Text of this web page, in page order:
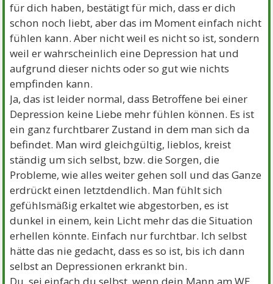
für dich haben, bestätigt für mich, dass er dich
schon noch liebt, aber das im Moment einfach nicht
fühlen kann. Aber nicht weil es nicht so ist, sondern
weil er wahrscheinlich eine Depression hat und
aufgrund dieser nichts oder so gut wie nichts
empfinden kann.
Ja, das ist leider normal, dass Betroffene bei einer
Depression keine Liebe mehr fühlen können. Es ist
ein ganz furchtbarer Zustand in dem man sich da
befindet. Man wird gleichgültig, lieblos, kreist
ständig um sich selbst, bzw. die Sorgen, die
Probleme, wie alles weiter gehen soll und das Ganze
erdrückt einen letztdendlich. Man fühlt sich
gefühlsmäßig erkaltet wie abgestorben, es ist
dunkel in einem, kein Licht mehr das die Situation
erhellen könnte. Einfach nur furchtbar. Ich selbst
hätte das nie gedacht, dass es so ist, bis ich dann
selbst an Depressionen erkrankt bin.